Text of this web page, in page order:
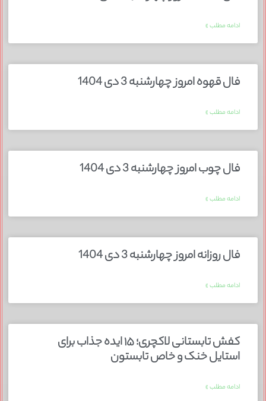
ادامه مطلب »
فال قهوه امروز چهارشنبه 3 دی 1404
ادامه مطلب »
فال چوب امروز چهارشنبه 3 دی 1404
ادامه مطلب »
فال روزانه امروز چهارشنبه 3 دی 1404
ادامه مطلب »
کفش تابستانی لاکچری؛ ۱۵ ایده‌ جذاب برای
استایل خنک و خاص تابستون
ادامه مطلب »